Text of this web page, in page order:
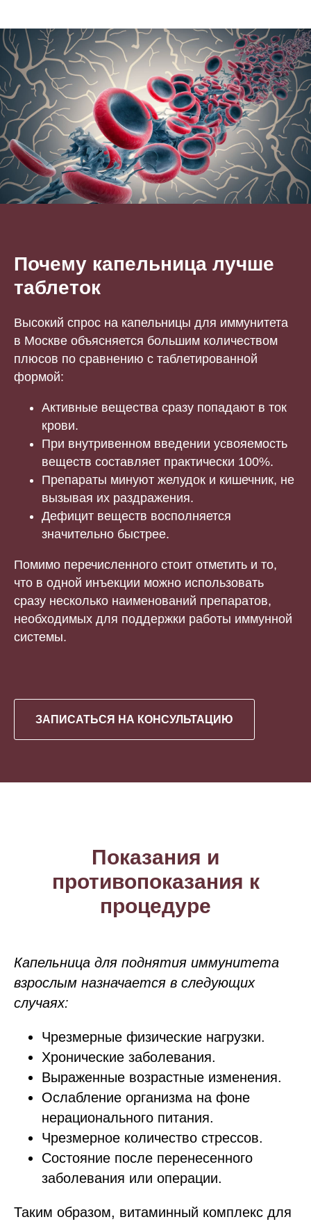
Почему капельница лучше
таблеток
Высокий спрос на капельницы для иммунитета
в Москве объясняется большим количеством
плюсов по сравнению с таблетированной
формой:
Активные вещества сразу попадают в ток
крови.
При внутривенном введении усвояемость
веществ составляет практически 100%.
Препараты минуют желудок и кишечник, не
вызывая их раздражения.
Дефицит веществ восполняется
значительно быстрее.
Помимо перечисленного стоит отметить и то,
что в одной инъекции можно использовать
сразу несколько наименований препаратов,
необходимых для поддержки работы иммунной
системы.
ЗАПИСАТЬСЯ НА КОНСУЛЬТАЦИЮ
Показания и
противопоказания к
процедуре
Капельница для поднятия иммунитета
взрослым назначается в следующих
случаях:
Чрезмерные физические нагрузки.
Хронические заболевания.
Выраженные возрастные изменения.
Ослабление организма на фоне
нерационального питания.
Чрезмерное количество стрессов.
Состояние после перенесенного
заболевания или операции.
Таким образом, витаминный комплекс для